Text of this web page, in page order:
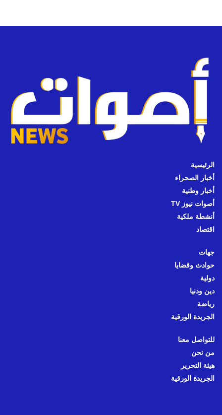
الرئيسية
أخبار الصحراء
أخبار وطنية
أصوات نيوز TV
أنشطة ملكية
اقتصاد
جهات
حوادث وقضايا
دولية
دين ودنيا
رياضة
الجريدة الورقية
للتواصل معنا
من نحن
هيئة التحرير
الجريدة الورقية